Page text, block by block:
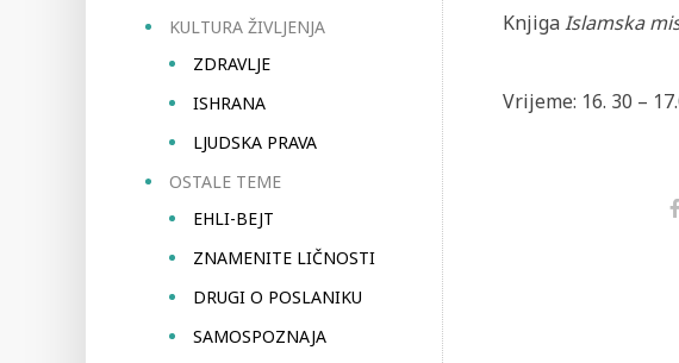
KULTURA ŽIVLJENJA
ZDRAVLJE
ISHRANA
LJUDSKA PRAVA
OSTALE TEME
EHLI-BEJT
ZNAMENITE LIČNOSTI
DRUGI O POSLANIKU
SAMOSPOZNAJA
KnjigaIslamska
Vrijeme: 16. 30 –